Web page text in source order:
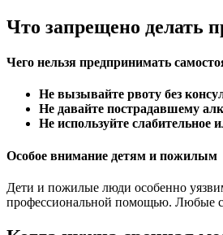
Что запрещено делать
Чего нельзя предпринимать
Не вызывайте рвоту без
Не давайте пострадавшему
Не используйте слабительное
Особое внимание детям и пожилым
Дети и пожилые люди особенно
профессиональной помощью. Любые